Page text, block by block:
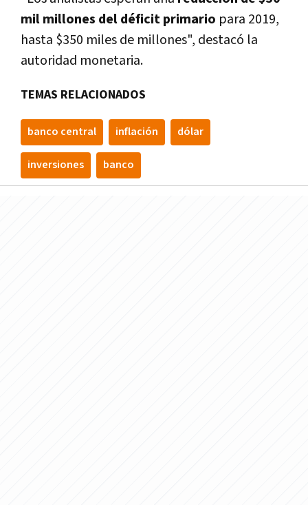
mil millones del déficitprimario para 2019,
hasta $350 miles de millones", destacó la
autoridad monetaria.
TEMAS RELACIONADOS
banco central inflación dólar
inversiones banco